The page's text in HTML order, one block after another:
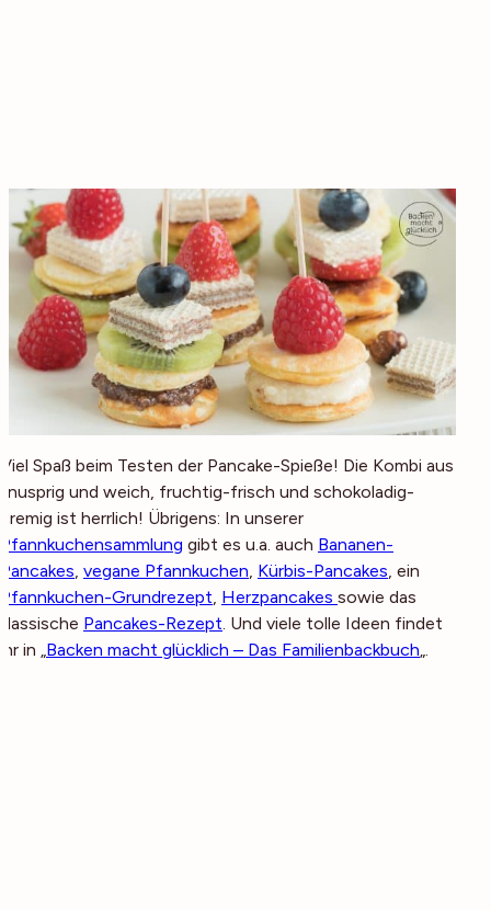
Viel Spaß beim Testen der Pancake-Spieße! Die Kombi aus
knusprig und weich, fruchtig-frisch und schokoladig-
cremig ist herrlich! Übrigens: In unserer
Pfannkuchensammlung gibt es u.a. auch Bananen-
Pancakes vegane Pfannkuchen Kürbis-Pancakes , ein
Pfannkuchen-Grundrezept Herzpancakes sowie das
klassische Pancakes-Rezept . Und viele tolle Ideen findet
ihr in „ Backen macht glücklich – Das Familienbackbuch